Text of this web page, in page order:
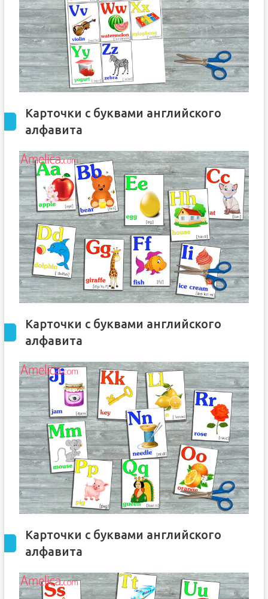
Карточки с буквами английского
алфавита
Карточки с буквами английского
алфавита
Карточки с буквами английского
алфавита